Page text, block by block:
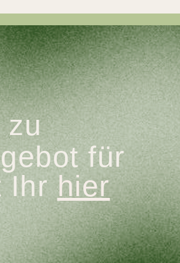
anwendbare Formen
zu erleben, der
Paaren zu erleben, in
in Gruppen zu
und Interesse für
zu
für
Ihr hier